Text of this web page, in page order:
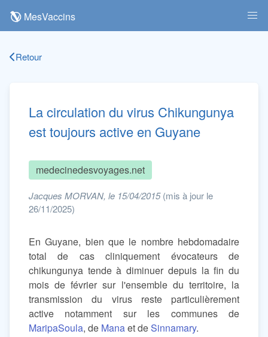
MesVaccins
Retour
La circulation du virus Chikungunya
est toujours active en Guyane
medecinedesvoyages.net
Jacques MORVAN, le 15/04/2015 (mis à jour le
26/11/2025)
En Guyane, bien que le nombre hebdomadaire
total de cas cliniquement évocateurs de
chikungunya tende à diminuer depuis la fin du
mois de février sur l'ensemble du territoire, la
transmission du virus reste particulièrement
active notamment sur les communes de
MaripaSoula, de Manaet deSinnamary.